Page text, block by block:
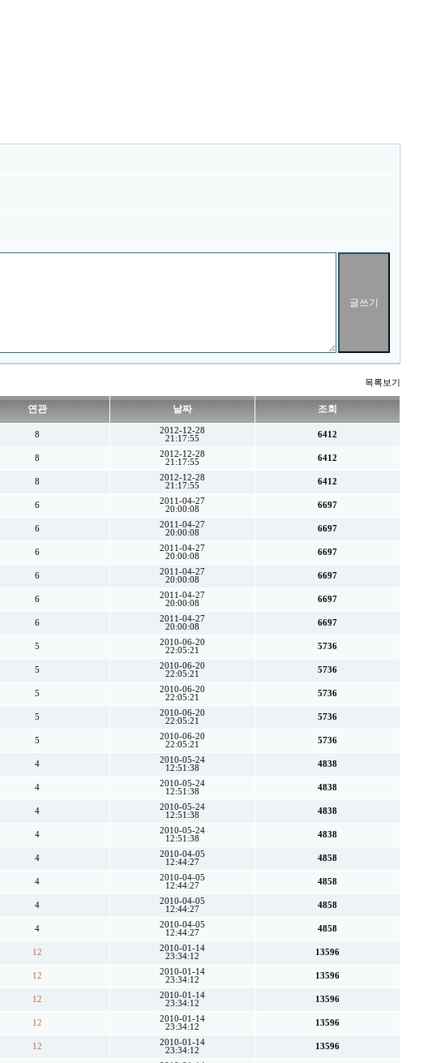
목록보기
연관 날짜 조회
8
2012-12-28
21:17:55
6412
8
2012-12-28
21:17:55
6412
8
2012-12-28
21:17:55
6412
6
2011-04-27
20:00:08
6697
6
2011-04-27
20:00:08
6697
6
2011-04-27
20:00:08
6697
6
2011-04-27
20:00:08
6697
6
2011-04-27
20:00:08
6697
6
2011-04-27
20:00:08
6697
5
2010-06-20
22:05:21
5736
5
2010-06-20
22:05:21
5736
5
2010-06-20
22:05:21
5736
5
2010-06-20
22:05:21
5736
5
2010-06-20
22:05:21
5736
4
2010-05-24
12:51:38
4838
4
2010-05-24
12:51:38
4838
4
2010-05-24
12:51:38
4838
4
2010-05-24
12:51:38
4838
4
2010-04-05
12:44:27
4858
4
2010-04-05
12:44:27
4858
4
2010-04-05
12:44:27
4858
4
2010-04-05
12:44:27
4858
12
2010-01-14
23:34:12
13596
12
2010-01-14
23:34:12
13596
12
2010-01-14
23:34:12
13596
12
2010-01-14
23:34:12
13596
12
2010-01-14
23:34:12
13596